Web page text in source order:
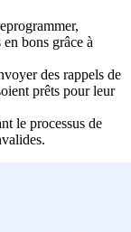
bons grâce à
des rappels de
prêts pour leur
le processus de